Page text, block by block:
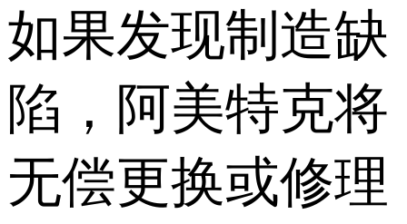
如果发现制造缺
陷，阿美特克将
无偿更换或修理